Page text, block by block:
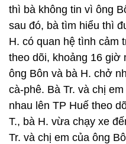
thì bà không tin vì ông
sau đó, bà tìm hiểu thì
H. có quan hệ tình cảm
theo dõi, khoảng 16 giờ
ông Bôn và bà H. chở
cà-phê. Bà Tr. và chị
nhau lên TP Huế theo
T., bà H. vừa chạy xe
Tr. và chị em của ông